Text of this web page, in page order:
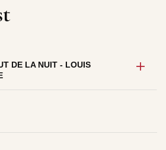
DE LA NUIT - LOUIS